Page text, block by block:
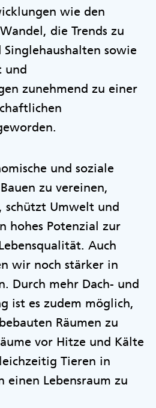
wie den
die Trends zu
sowie
und
zunehmend zu einer
und soziale
zu vereinen,
schützt Umwelt und
hohes Potenzial zur
Auch
wir noch stärker in
Durch mehr Dach- und
ist es zudem möglich,
Räumen zu
vor Hitze und Kälte
Tieren in
einen Lebensraum zu